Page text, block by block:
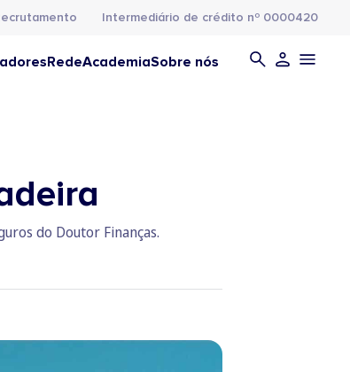
Intermediário de crédito nº 0000420
RedeAcademiaSobre nós
do Doutor Finanças.